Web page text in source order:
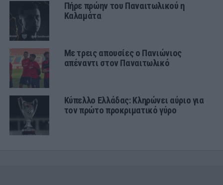
Πήρε πρώην του Παναιτωλικού η
Καλαμάτα
Με τρεις απουσίες ο Πανιώνιος
απέναντι στον Παναιτωλικό
Κύπελλο Ελλάδας: Κληρώνει αύριο για
τον πρώτο προκριματικό γύρο